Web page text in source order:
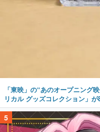
「東映」の“あのオープニング
リカル グッズコレクション」
5